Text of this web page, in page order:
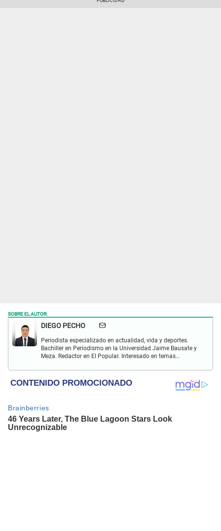
SOBRE EL AUTOR:
DIEGO PECHO
Periodista especializado en actualidad, vida y deportes.
Bachiller en Periodismo en la Universidad Jaime Bausate y
Meza. Redactor en El Popular. Interesado en temas
internacional, trucos caseros y educación.